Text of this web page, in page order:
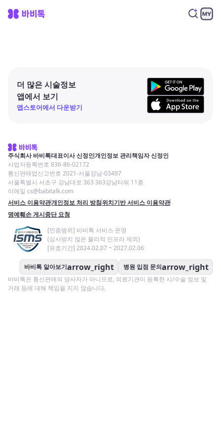
더 많은 시술정보
앱에서 보기
앱스토어에서 다운받기
주식회사 바비톡대표이사 신정인개인정보 관리책임자 신정인
사업자등록번호 836-86-02172
통신판매업신고번호 2021-서울강남-03497
서울특별시 서초구 강남대로 363 363강남타워 11층
이메일 cs@babitalk.com
서비스 이용약관개인정보 처리 방침위치기반 서비스 이용약관
명예훼손 게시중단 요청
[인증범위] 바비톡 서비스 운영
(심사받지 않은 물리적 인프라 제외)
[유효기간] 2024.02.07 ~ 2027.02.06
바비톡 알아보기arrow_right 병원 입점 문의arrow_right
바비톡은 통신판매의 당사자가 아니므로, 의료기관이 등록한 시/수술 정보 및
거래 등에 대해 책임을 지지 않습니다.